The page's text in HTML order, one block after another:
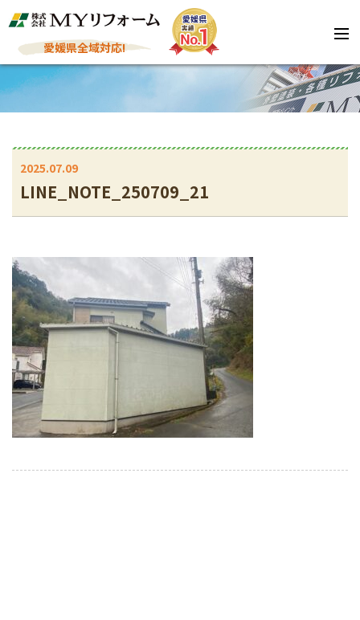
愛媛県全域対応!
2025.07.09
LINE_NOTE_250709_21